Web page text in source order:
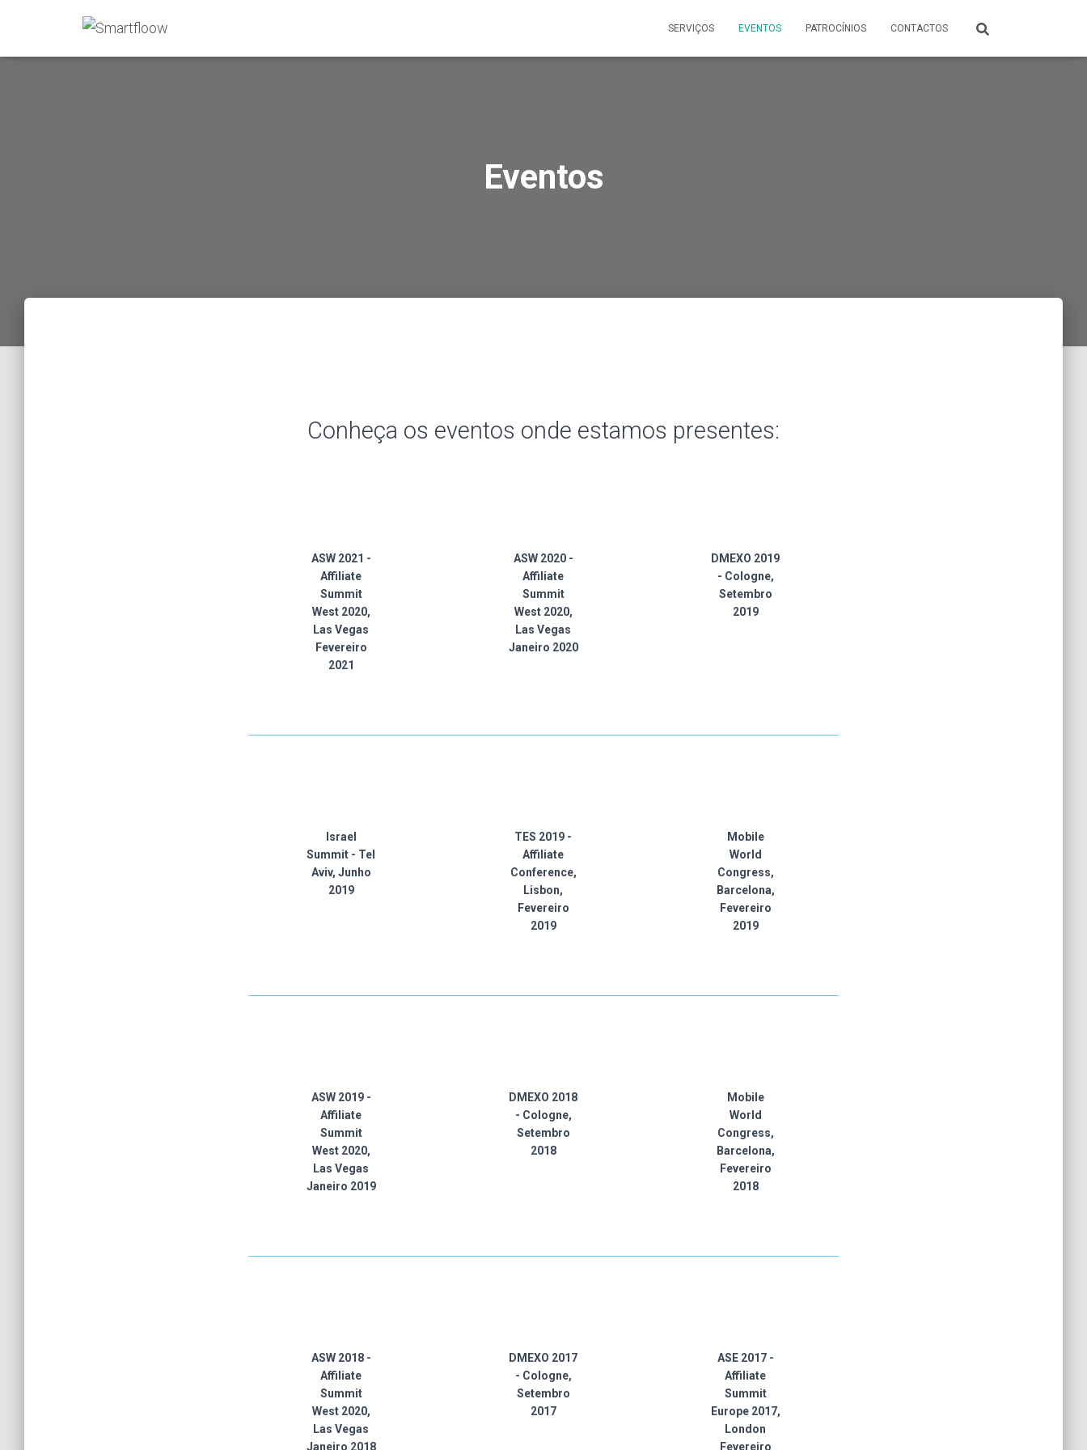
SERVIÇOS EVENTOS PATROCÍNIOS CONTACTOS
Eventos
Conheça os eventos onde estamos presentes:
ASW 2021 -
Affiliate
Summit
West 2020,
Las Vegas
Fevereiro
2021
ASW 2020 -
Affiliate
Summit
West 2020,
Las Vegas
Janeiro 2020
DMEXO 2019
- Cologne,
Setembro
2019
Israel
Summit - Tel
Aviv, Junho
2019
TES 2019 -
Affiliate
Conference,
Lisbon,
Fevereiro
2019
Mobile
World
Congress,
Barcelona,
Fevereiro
2019
ASW 2019 -
Affiliate
Summit
West 2020,
Las Vegas
Janeiro 2019
DMEXO 2018
- Cologne,
Setembro
2018
Mobile
World
Congress,
Barcelona,
Fevereiro
2018
ASW 2018 -
Affiliate
Summit
West 2020,
Las Vegas
Janeiro 2018
DMEXO 2017
- Cologne,
Setembro
2017
ASE 2017 -
Affiliate
Summit
Europe 2017,
London
Fevereiro